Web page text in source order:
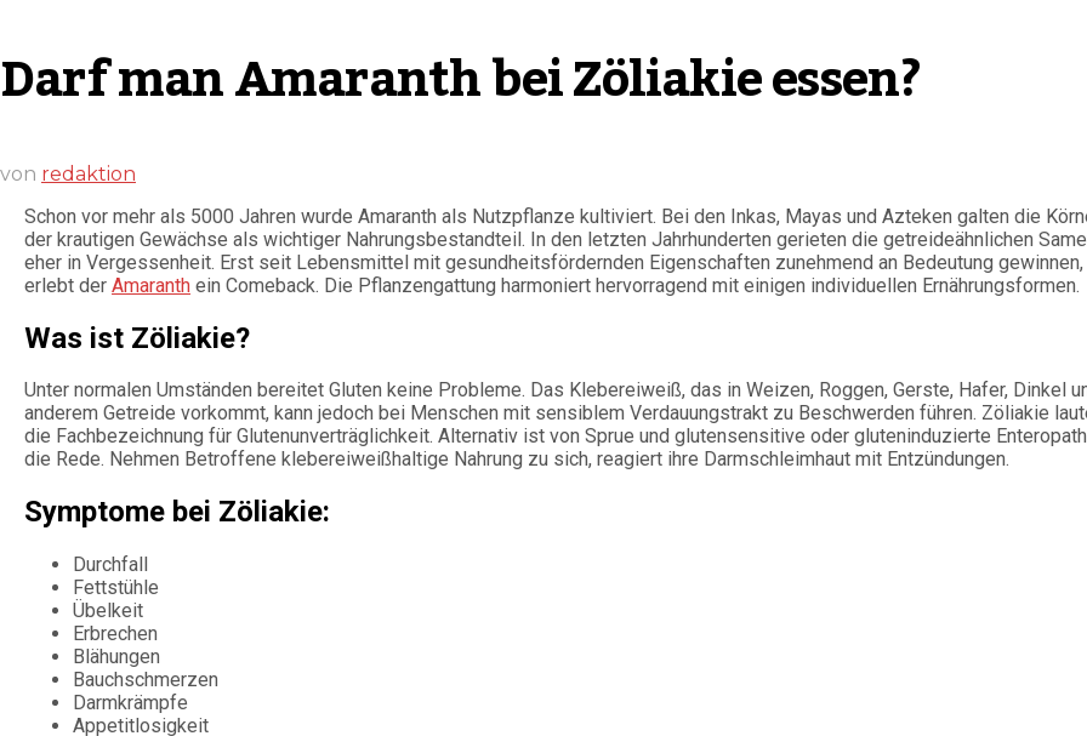
Darf man Amaranth bei Zöliakie essen?
von redaktion
Schon vor mehr als 5000 Jahren wurde Amaranth als Nutzpflanze kultiviert. Bei den Inkas, Mayas und Azteken galten die
der krautigen Gewächse als wichtiger Nahrungsbestandteil. In den letzten Jahrhunderten gerieten die getreideähnlichen
eher in Vergessenheit. Erst seit Lebensmittel mit gesundheitsfördernden Eigenschaften zunehmend an Bedeutung gewinnen,
erlebt der Amaranth ein Comeback. Die Pflanzengattung harmoniert hervorragend mit einigen individuellen Ernährungsformen.
Was ist Zöliakie?
Unter normalen Umständen bereitet Gluten keine Probleme. Das Klebereiweiß, das in Weizen, Roggen, Gerste, Hafer, Dinkel
anderem Getreide vorkommt, kann jedoch bei Menschen mit sensiblem Verdauungstrakt zu Beschwerden führen. Zöliakie
die Fachbezeichnung für Glutenunverträglichkeit. Alternativ ist von Sprue und glutensensitive oder gluteninduzierte
die Rede. Nehmen Betroffene klebereiweißhaltige Nahrung zu sich, reagiert ihre Darmschleimhaut mit Entzündungen.
Symptome bei Zöliakie:
Durchfall
Fettstühle
Übelkeit
Erbrechen
Blähungen
Bauchschmerzen
Darmkrämpfe
Appetitlosigkeit